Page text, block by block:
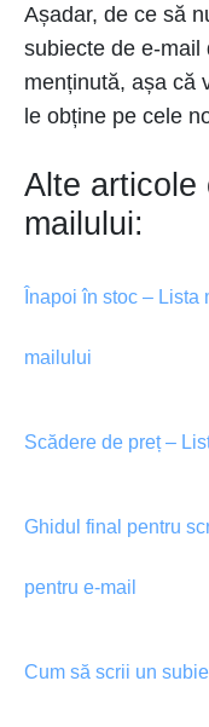
Așadar, de ce să
subiecte de e-mail
menținută, așa că
le obține pe cele
Alte articole
mailului:
Înapoi în stoc –
mailului
Scădere de preț –
Ghidul final pentru
pentru e-mail
Cum să scrii un